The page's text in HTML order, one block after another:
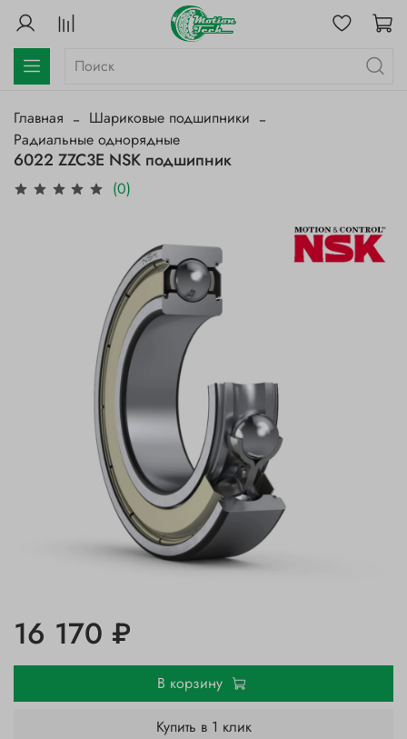
Главная
Шариковые подшипники
Радиальные однорядные
6022 ZZC3E NSK подшипник
(0)
16 170 ₽
В корзину
Купить в 1 клик